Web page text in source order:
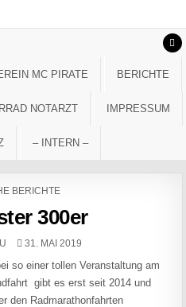
MC PIRATE BERICHTE
NOTARZT IMPRESSUM
– INTERN –
BERICHTE
300er
PUBLISHED DATE:
31. MAI 2019
so einer tollen Veranstaltung am
gibt es erst seit 2014 und
den Radmarathonfahrten